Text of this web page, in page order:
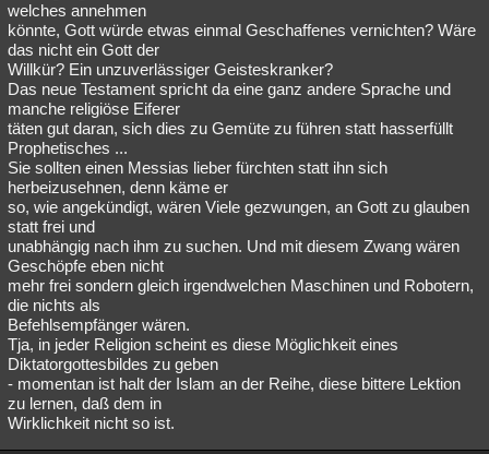
welches annehmen
könnte, Gott würde etwas einmal Geschaffenes vernichten? Wäre
das nicht ein Gott der
Willkür? Ein unzuverlässiger Geisteskranker?
Das neue Testament spricht da eine ganz andere Sprache und
manche religiöse Eiferer
täten gut daran, sich dies zu Gemüte zu führen statt hasserfüllt
Prophetisches ...
Sie sollten einen Messias lieber fürchten statt ihn sich
herbeizusehnen, denn käme er
so, wie angekündigt, wären Viele gezwungen, an Gott zu glauben
statt frei und
unabhängig nach ihm zu suchen. Und mit diesem Zwang wären
Geschöpfe eben nicht
mehr frei sondern gleich irgendwelchen Maschinen und Robotern,
die nichts als
Befehlsempfänger wären.
Tja, in jeder Religion scheint es diese Möglichkeit eines
Diktatorgottesbildes zu geben
- momentan ist halt der Islam an der Reihe, diese bittere Lektion
zu lernen, daß dem in
Wirklichkeit nicht so ist.